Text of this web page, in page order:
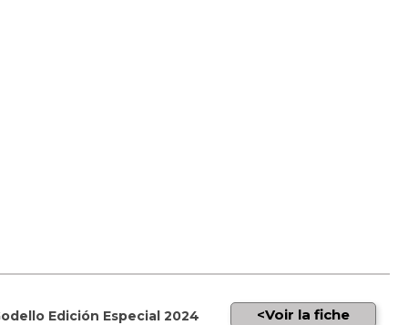
Edición Especial 2024 Voir la fiche